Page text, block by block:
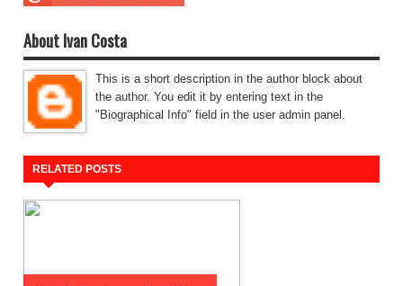
About Ivan Costa
This is a short description in the author block about
the author. You edit it by entering text in the
"Biographical Info" field in the user admin panel.
RELATED POSTS